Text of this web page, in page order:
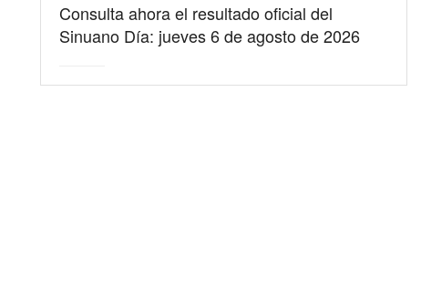
Consulta ahora el resultado oficial del
Sinuano Día: jueves 6 de agosto de 2026